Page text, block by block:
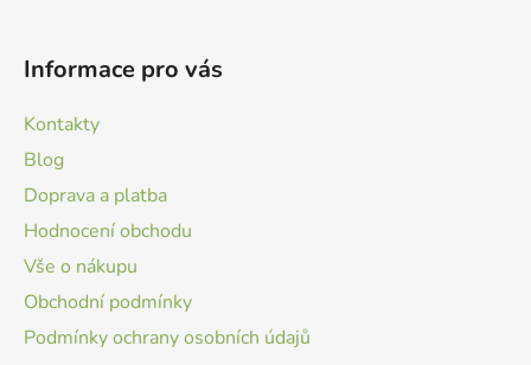
Informace pro vás
Kontakty
Blog
Doprava a platba
Hodnocení obchodu
Vše o nákupu
Obchodní podmínky
Podmínky ochrany osobních údajů